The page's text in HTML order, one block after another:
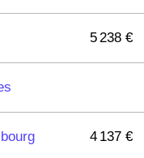
5 238 €
4 137 €